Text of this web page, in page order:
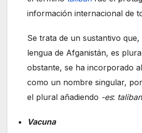
información internacional de
Se trata de un sustantivo
lengua de Afganistán, es
obstante, se ha incorporado
como un nombre singular,
el plural añadiendo -es:
Vacuna